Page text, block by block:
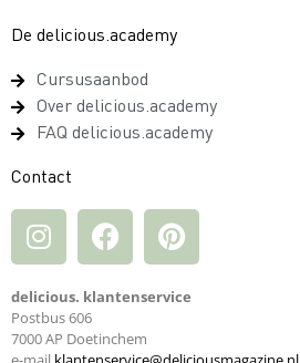
De delicious.academy
Cursusaanbod
Over delicious.academy
FAQ delicious.academy
Contact
delicious. klantenservice
Postbus 606
7000 AP Doetinchem